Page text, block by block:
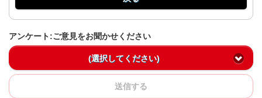
アンケート:ご意見をお聞かせください
(選択してください)
送信する